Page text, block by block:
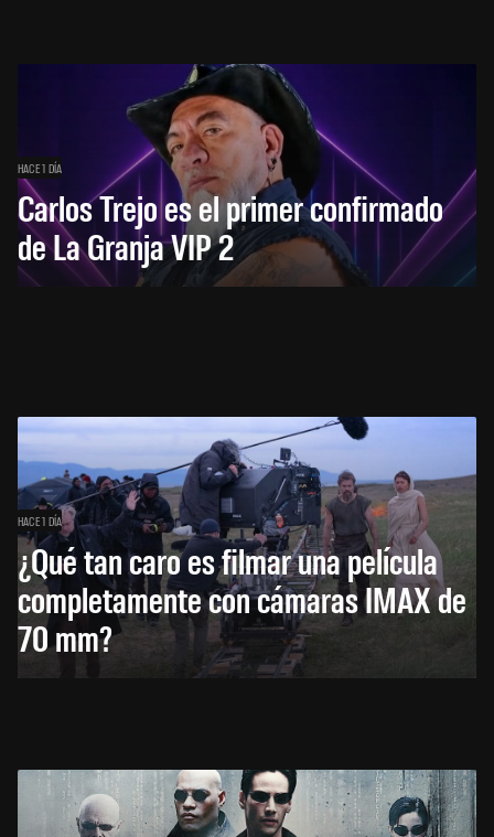
HACE 1 DÍA
Carlos Trejo es el primer confirmado
de La Granja VIP 2
HACE 1 DÍA
¿Qué tan caro es filmar una película
completamente con cámaras IMAX de
70 mm?